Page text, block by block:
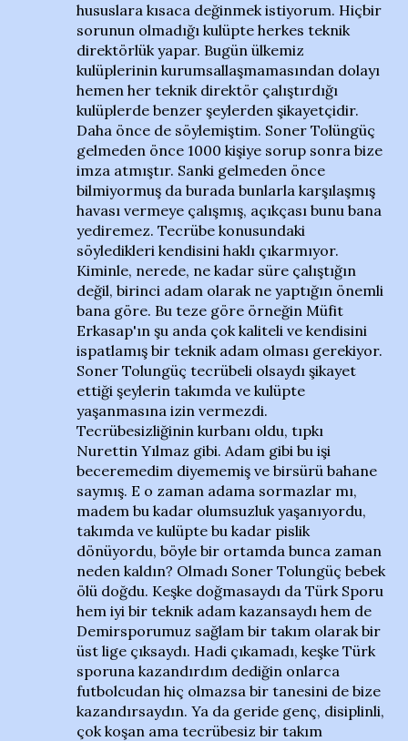
hususlara kısaca değinmek istiyorum. Hiçbir
sorunun olmadığı kulüpte herkes teknik
direktörlük yapar. Bugün ülkemiz
kulüplerinin kurumsallaşmamasından dolayı
hemen her teknik direktör çalıştırdığı
kulüplerde benzer şeylerden şikayetçidir.
Daha önce de söylemiştim. Soner Tolüngüç
gelmeden önce 1000 kişiye sorup sonra bize
imza atmıştır. Sanki gelmeden önce
bilmiyormuş da burada bunlarla karşılaşmış
havası vermeye çalışmış, açıkçası bunu bana
yediremez. Tecrübe konusundaki
söyledikleri kendisini haklı çıkarmıyor.
Kiminle, nerede, ne kadar süre çalıştığın
değil, birinci adam olarak ne yaptığın önemli
bana göre. Bu teze göre örneğin Müfit
Erkasap'ın şu anda çok kaliteli ve kendisini
ispatlamış bir teknik adam olması gerekiyor.
Soner Tolungüç tecrübeli olsaydı şikayet
ettiği şeylerin takımda ve kulüpte
yaşanmasına izin vermezdi.
Tecrübesizliğinin kurbanı oldu, tıpkı
Nurettin Yılmaz gibi. Adam gibi bu işi
beceremedim diyememiş ve birsürü bahane
saymış. E o zaman adama sormazlar mı,
madem bu kadar olumsuzluk yaşanıyordu,
takımda ve kulüpte bu kadar pislik
dönüyordu, böyle bir ortamda bunca zaman
neden kaldın? Olmadı Soner Tolungüç bebek
ölü doğdu. Keşke doğmasaydı da Türk Sporu
hem iyi bir teknik adam kazansaydı hem de
Demirsporumuz sağlam bir takım olarak bir
üst lige çıksaydı. Hadi çıkamadı, keşke Türk
sporuna kazandırdım dediğin onlarca
futbolcudan hiç olmazsa bir tanesini de bize
kazandırsaydın. Ya da geride genç, disiplinli,
çok koşan ama tecrübesiz bir takım